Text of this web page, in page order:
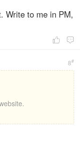
Write to me in PM,
 
8#